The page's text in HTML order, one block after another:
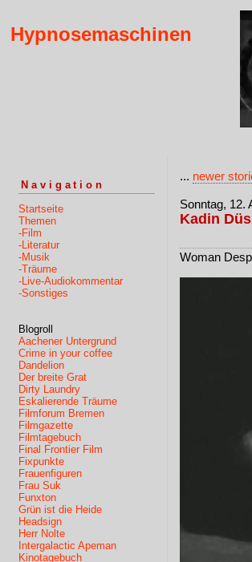
Hypnosemaschinen
Navigation
Startseite
Themen
-Film
-Literatur
-Musik
-Träume
-Live-Audiokommentar
-Sonstiges
Blogroll
Aachener Untergrund
Crime in your coffee
Dandelion
Der breite Grat
Dirty Laundry
Eskalierende Träume
Filmforum Bremen
Filmgazette
Filmtagebuch
Final Frontier Film
Fixpunkte
Frauenfiguren
Frau Suk
Funxton
Grün ist die Heide
Headsign
Herr Nolte
Intergalactic Apeman
Kinotagebuch
... newer
Sonntag, 12.
Kadin
Woman